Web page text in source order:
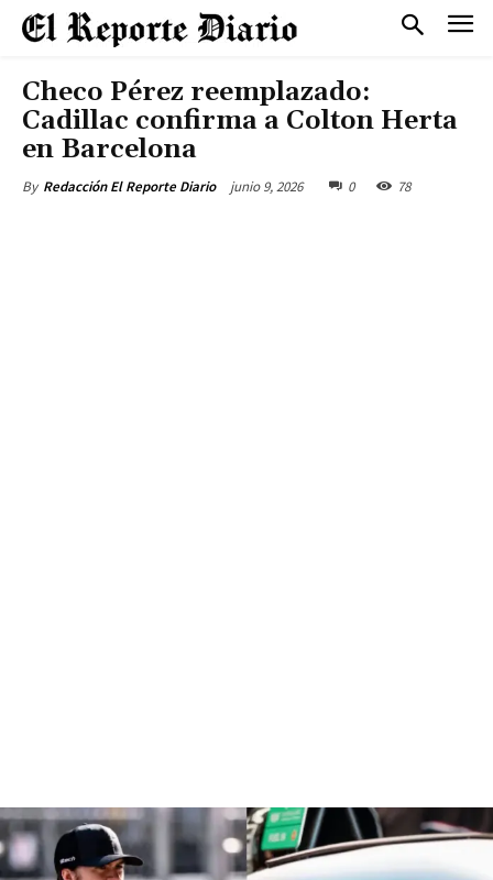
Checo Pérez reemplazado:
Cadillac confirma a Colton Herta
en Barcelona
By Redacción El Reporte Diario junio 9, 2026 0 78